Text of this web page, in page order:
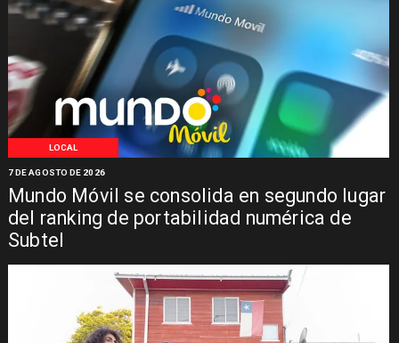
LOCAL
Mundo Móvil se consolida en segundo lugar
del ranking de portabilidad numérica de
Subtel
7 DE AGOSTO DE 2026